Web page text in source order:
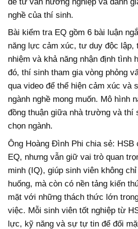
nghề của thí sinh.
Bài kiểm tra EQ gồm 6 bài luận
năng lực cảm xúc, tư duy độc lập,
nhiệm và khả năng nhận định tình
đó, thí sinh tham gia vòng phỏng
qua video để thể hiện cảm xúc và
ngành nghề mong muốn. Mô hình
đồng thuận giữa nhà trường và thí
chọn ngành.
Ông Hoàng Đình Phi chia sẻ: HSB
EQ, nhưng vẫn giữ vai trò quan
minh (IQ), giúp sinh viên không
huống, mà còn có nền tảng kiến
mặt với những thách thức lớn
việc. Mỗi sinh viên tốt nghiệp từ
lực, kỹ năng và sự tự tin để đối